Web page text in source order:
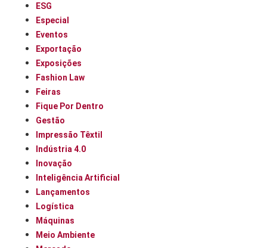
ESG
Especial
Eventos
Exportação
Exposições
Fashion Law
Feiras
Fique Por Dentro
Gestão
Impressão Têxtil
Indústria 4.0
Inovação
Inteligência Artificial
Lançamentos
Logística
Máquinas
Meio Ambiente